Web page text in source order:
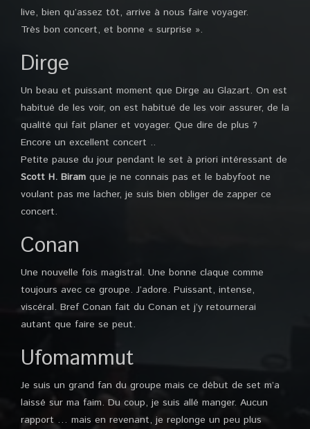
live, bien qu’assez tôt, arrive à nous faire voyager.
Très bon concert, et bonne « surprise ».
Dirge
Un beau et puissant moment que Dirge au Glazart. On est
habitué de les voir, on est habitué de les voir assurer, de la
qualité qui fait planer et voyager. Que dire de plus ?
Encore un excellent concert ..
Petite pause du jour pendant le set à priori intéressant de
Scott H. Biram que je ne connais pas et le babyfoot ne
voulant pas me lacher, je suis bien obliger de zapper ce
concert.
Conan
Une nouvelle fois magistral. Une bonne claque comme
toujours avec ce groupe. J’adore. Puissant, intense,
viscéral. Bref Conan fait du Conan et j’y retournerai
autant que faire se peut.
Ufomammut
Je suis un grand fan du groupe mais ce début de set m’a
laissé sur ma faim. Du coup, je suis allé manger. Aucun
rapport … mais en revenant, je replonge un peu plus